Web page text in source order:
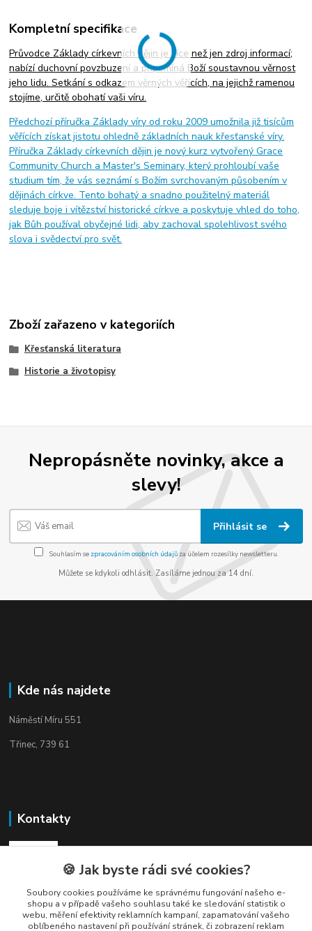
Kompletní specifikace
Průvodce Základy církevních dějin je více než jen zdroj informací;
nabízí duchovní povzbuzení a připomíná Boží soustavnou věrnost
jeho lidu. Setkání s odkazem věrných věřících, na jejichž ramenou
stojíme, určitě obohatí vaši víru.
Předchozí příručka Základy víry od roku 2009 umožnila již tisícům
věřících získat jistotu ohledně základních nauk křesťanské víry.
Příručka Základy církevních dějin je nový kurz vytvořený Grace
Community Church a Master's Seminary, který prohloubí vaše
studium tím, že vás seznámí s Božím svrchovaným působením v
dějinách církve. Tento bohatý a snadno použitelný materiál
sleduje boje i vítězství historické církve a poskytuje vhled do toho,
jak Bůh používal obyčejné lidi, aby zachoval spolehlivost svého
slova i svědectví pro svět.
Zboží zařazeno v kategoriích
Křesťanská literatura
Historie a životopisy
Nepropásněte novinky, akce a
slevy!
Přihlásit se
Souhlasím se zpracováním osobních údajůza účelem rozesílky newsletteru.
Můžete se kdykoli odhlásit. Zasíláme jednou za 14 dní.
Kde nás najdete
Náměstí Míru 551
Třinec, 739 61
Kontakty
Elogos
🍪 Jak byste rádi své cookies?
Soubory cookies používáme ke správnému fungování našeho e-
shopu a v případě vašeho souhlasu také ke sledování statistik o
webu, měření efektivity reklamních kampaní, zapamatování vašeho
oblíbeného nastavení při používání stránek, či zobrazení reklam